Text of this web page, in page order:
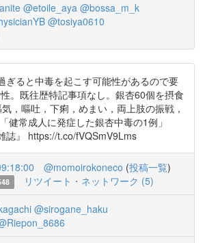
@etoile_aya @bossa_m_k
@tosiya0610
ぎると中毒を起こす可能性があるので要
。既往歴特記事項なし。銀杏60個を摂食
，嘔吐，下痢，めまい，両上肢の振戦，
健常成人に発症した銀杏中毒の1例」
誌』 https://t.co/fVQSmV9Lms
@momoirokoneco (投稿一覧)
リツイート・ネットワーク (5)
@sirogane_haku